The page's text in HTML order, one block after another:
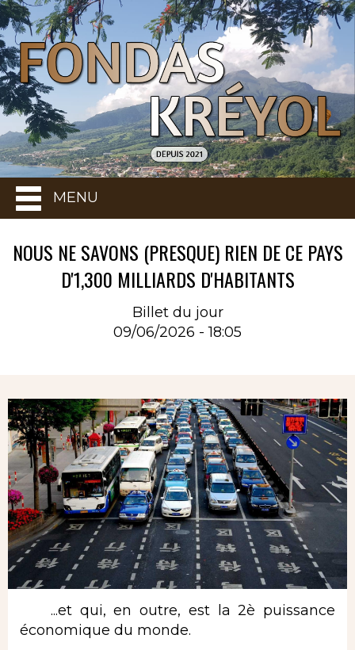
MENU
NOUS NE SAVONS (PRESQUE) RIEN DE CE PAYS
D'1,300 MILLIARDS D'HABITANTS
Billet du jour
09/06/2026 - 18:05
...et qui, en outre, est la 2è puissance
économique du monde.